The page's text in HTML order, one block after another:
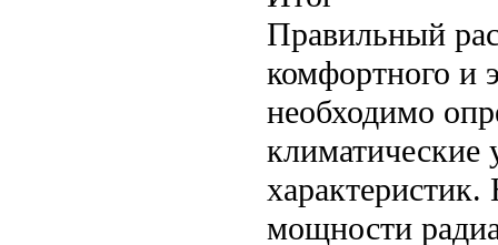
Правильный
комфортного и
необходимо
климатические
характеристик.
мощности